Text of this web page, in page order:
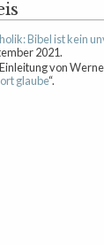
Bibel ist kein
2021.
von
glaube“.